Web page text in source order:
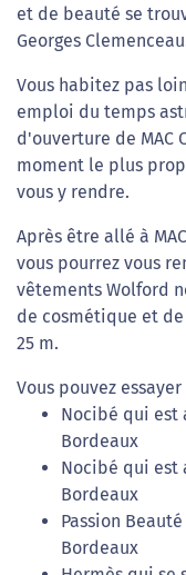
et de beauté se
Georges
Vous habitez pas
emploi du temps
d'ouverture de MAC
moment le plus
vous y rendre.
Après être allé à
vous pourrez vous
vêtements Wolford
de cosmétique et
25 m.
Vous pouvez
Nocibé qui est
Bordeaux
Nocibé qui est
Bordeaux
Passion
Bordeaux